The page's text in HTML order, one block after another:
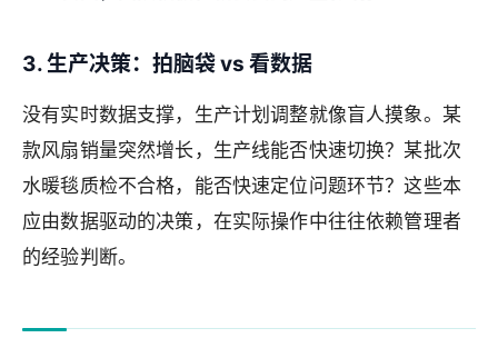
3. 生产决策：拍脑袋 vs 看数据
没有实时数据支撑，生产计划调整就像盲人摸象。某
款风扇销量突然增长，生产线能否快速切换？某批次
水暖毯质检不合格，能否快速定位问题环节？这些本
应由数据驱动的决策，在实际操作中往往依赖管理者
的经验判断。